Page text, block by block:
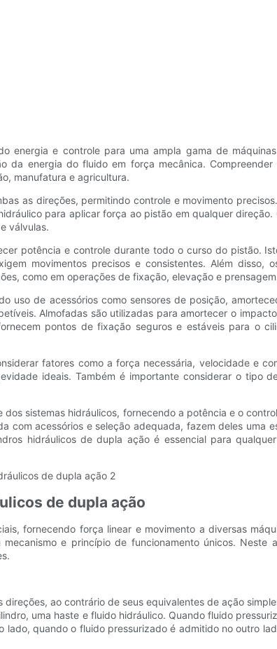
energia e controle para uma ampla gama de
da energia do fluido em força mecânica.
manufatura e agricultura.
as direções, permitindo controle e movimento
para aplicar força ao pistão em qualquer
válvulas.
potência e controle durante todo o curso do pistão.
movimentos precisos e consistentes. Além disso,
como em operações de fixação, elevação e
de acessórios como sensores de posição,
Almofadas são utilizadas para amortecer o
pontos de fixação seguros e estáveis ​​para o
fatores como a força necessária, velocidade e
ideais. Também é importante considerar o tipo
sistemas hidráulicos, fornecendo a potência e o
acessórios e seleção adequada, fazem deles uma
hidráulicos de dupla ação é essencial para
de dupla ação
fornecendo força linear e movimento a diversas
e princípio de funcionamento únicos. Neste
ao contrário de seus equivalentes de ação
uma haste e fluido hidráulico. Quando fluido
quando o fluido pressurizado é admitido no outro